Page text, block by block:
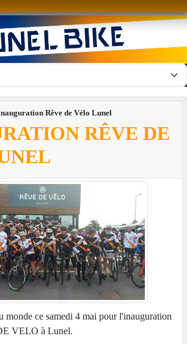
Rêve de Vélo Lunel
RÊVE DE
monde ce samedi 4 mai pour l'inauguration
VELO à Lunel.